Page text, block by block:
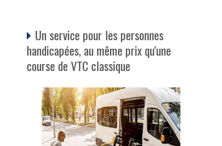
Un service pour les personnes
handicapées, au même prix qu'une
course de VTC classique